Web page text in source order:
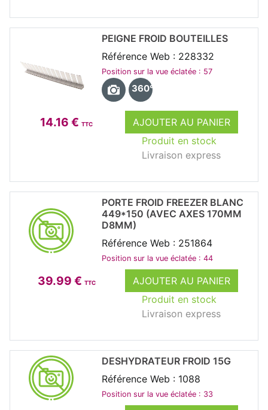
14.16 € TTC
AJOUTER AU PANIER
Produit en stock
Livraison express
PEIGNE FROID BOUTEILLES
Référence Web : 228332
Position sur la vue éclatée : 57
360°
39.99 € TTC
AJOUTER AU PANIER
Produit en stock
Livraison express
PORTE FROID FREEZER BLANC
449*150 (AVEC AXES 170MM
D8MM)
Référence Web : 251864
Position sur la vue éclatée : 44
DESHYDRATEUR FROID 15G
Référence Web : 1088
Position sur la vue éclatée : 33